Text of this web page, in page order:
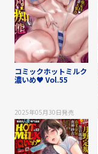
コミックホットミルク
濃いめ♥ Vol.55
2025年05月30日発売